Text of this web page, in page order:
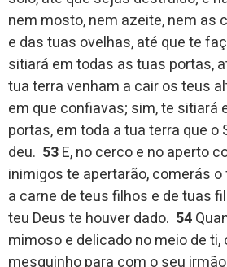
nem mosto, nem azeite, nem as
e das tuas ovelhas, até que te
sitiará em todas as tuas portas,
tua terra venham a cair os teus
em que confiavas; sim, te sitiará
portas, em toda a tua terra que o
deu. 53E, no cerco e no aperto
inimigos te apertarão, comerás
a carne de teus filhos e de tuas
teu Deus te houver dado. 54
mimoso e delicado no meio de ti,
mesquinho para com o seu